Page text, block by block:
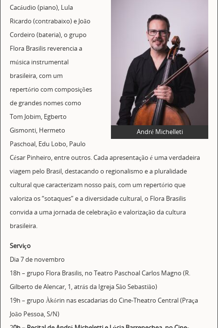
André Michelleti
Cacáudio (piano), Lula
Ricardo (contrabaixo) e João
Cordeiro (bateria), o grupo
Flora Brasilis reverencia a
música instrumental
brasileira, com um
repertório com composições
de grandes nomes como
Tom Jobim, Egberto
Gismonti, Hermeto
Paschoal, Edu Lobo, Paulo
César Pinheiro, entre outros. Cada apresentação é uma verdadeira
viagem pelo Brasil, destacando o regionalismo e a pluralidade
cultural que caracterizam nosso país, com um repertório que
valoriza os “sotaques” e a diversidade cultural, o Flora Brasilis
convida a uma jornada de celebração e valorização da cultura
brasileira.
Serviço
Dia 7 de novembro
18h – grupo Flora Brasilis, no Teatro Paschoal Carlos Magno (R.
Gilberto de Alencar, 1, atrás da Igreja São Sebastião)
19h – grupo Àkórin nas escadarias do Cine-Theatro Central (Praça
João Pessoa, S/N)